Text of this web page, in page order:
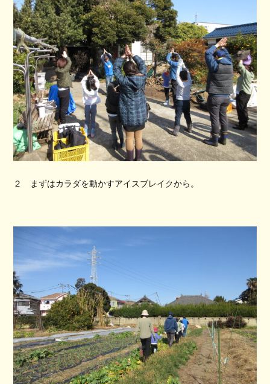
２ まずはカラダを動かすアイスブレイクから。